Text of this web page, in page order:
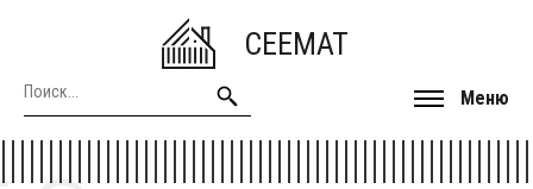
CEEMAT
Меню